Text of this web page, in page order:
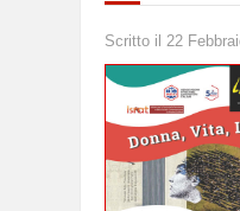
Scritto il 22